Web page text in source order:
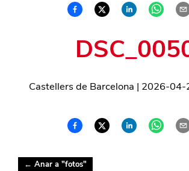
Castellers de Barcelona | 2026-04-
← Anar a "fotos"